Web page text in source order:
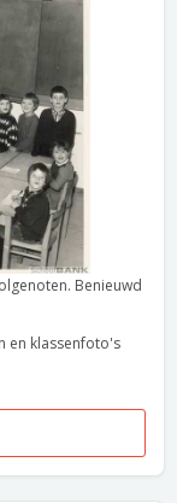
Benieuwd
en klassenfoto's